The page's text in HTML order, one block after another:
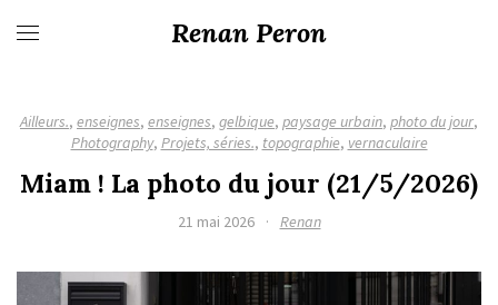
Renan Peron
Ailleurs., enseignes, enseignes, gelbique, paysage urbain, photo du jour,
Photography, Projets, séries., topographie, vernaculaire
Miam ! La photo du jour (21/5/2026)
21 mai 2026 · Renan